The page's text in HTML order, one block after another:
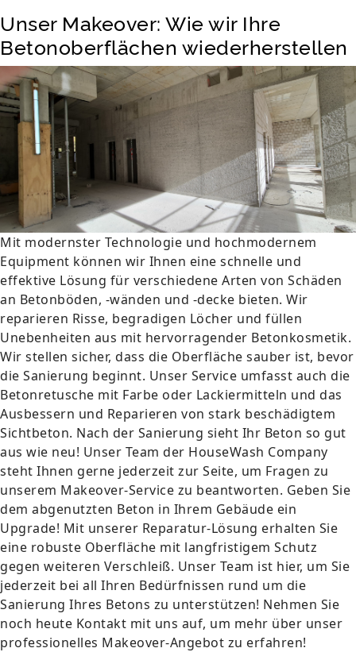
Unser Makeover: Wie wir Ihre
Betonoberflächen wiederherstellen
Mit modernster Technologie und hochmodernem
Equipment können wir Ihnen eine schnelle und
effektive Lösung für verschiedene Arten von Schäden
an Betonböden, -wänden und -decke bieten. Wir
reparieren Risse, begradigen Löcher und füllen
Unebenheiten aus mit hervorragender Betonkosmetik.
Wir stellen sicher, dass die Oberfläche sauber ist, bevor
die Sanierung beginnt. Unser Service umfasst auch die
Betonretusche mit Farbe oder Lackiermitteln und das
Ausbessern und Reparieren von stark beschädigtem
Sichtbeton. Nach der Sanierung sieht Ihr Beton so gut
aus wie neu! Unser Team der HouseWash Company
steht Ihnen gerne jederzeit zur Seite, um Fragen zu
unserem Makeover-Service zu beantworten. Geben Sie
dem abgenutzten Beton in Ihrem Gebäude ein
Upgrade! Mit unserer Reparatur-Lösung erhalten Sie
eine robuste Oberfläche mit langfristigem Schutz
gegen weiteren Verschleiß. Unser Team ist hier, um Sie
jederzeit bei all Ihren Bedürfnissen rund um die
Sanierung Ihres Betons zu unterstützen! Nehmen Sie
noch heute Kontakt mit uns auf, um mehr über unser
professionelles Makeover-Angebot zu erfahren!